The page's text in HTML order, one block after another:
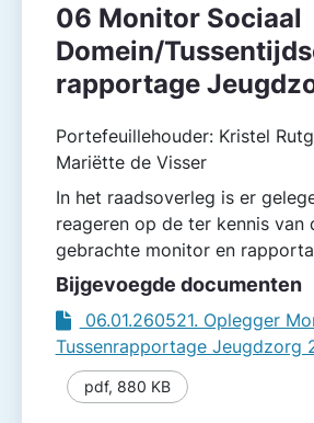
06 Monitor Sociaal
Domein/
rapportage
Portefeuillehouder: Kristel
Mariëtte de Visser
In het raadsoverleg is er
reageren op de ter kennis van
gebrachte monitor en
Bijgevoegde documenten
06.01.260521. Oplegger
Tussenrapportage Jeugdzorg
pdf, 880 KB